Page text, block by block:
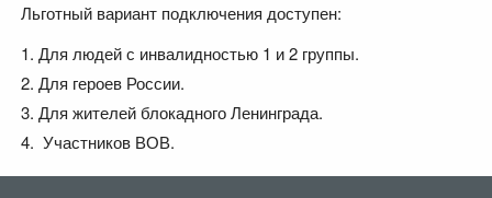
Льготный вариант подключения доступен:
1. Для людей с инвалидностью 1 и 2 группы.
2. Для героев России.
3. Для жителей блокадного Ленинграда.
4. Участников ВОВ.